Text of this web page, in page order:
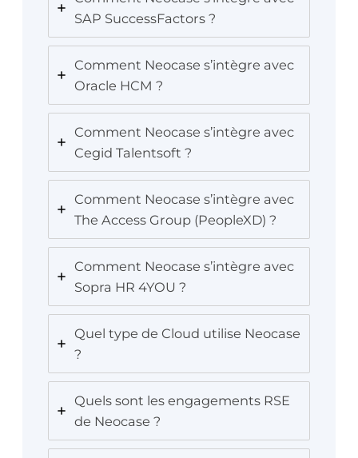
SAP SuccessFactors ?
Comment Neocase s’intègre avec
Oracle HCM ?
Comment Neocase s’intègre avec
Cegid Talentsoft ?
Comment Neocase s’intègre avec
The Access Group (PeopleXD) ?
Comment Neocase s’intègre avec
Sopra HR 4YOU ?
Quel type de Cloud utilise Neocase
?
Quels sont les engagements RSE
de Neocase ?